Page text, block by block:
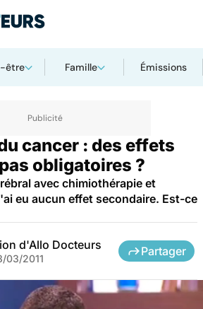
être Famille Émissions
Chimiothérapie
cancer : des effets
obligatoires ?
avec chimiothérapie et
eu aucun effet secondaire. Est-ce
d'Allo Docteurs
03/2011
Partager